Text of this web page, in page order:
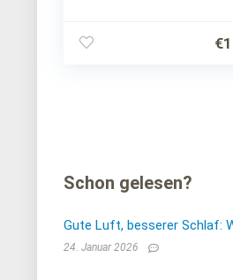
kontrollierte Qualität€
Schon gelesen?
Gute Luft, besserer Schlaf:
24. Januar 2026